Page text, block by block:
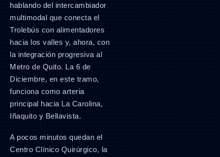
hablando del intercambiador
multimodal que conecta el
Trolebús con alimentadores
hacia los valles y, ahora, con
la integración progresiva al
Metro de Quito. La 6 de
Diciembre, en este tramo,
funciona como arteria
principal hacia La Carolina,
Iñaquito y Bellavista.
A pocos minutos quedan el
Centro Clínico Quirúrgico, la